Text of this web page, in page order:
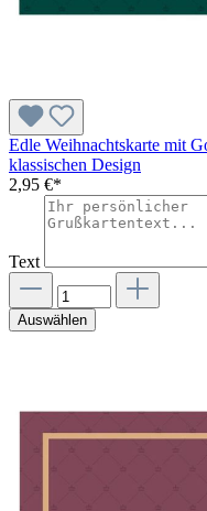
Edle Weihnachtskarte mit
klassischen Design
2,95 €*
Text
Auswählen